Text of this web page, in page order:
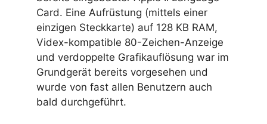
Card. Eine Aufrüstung (mittels einer
einzigen Steckkarte) auf 128 KB RAM,
Videx-kompatible 80-Zeichen-Anzeige
und verdoppelte Grafikauflösung war im
Grundgerät bereits vorgesehen und
wurde von fast allen Benutzern auch
bald durchgeführt.